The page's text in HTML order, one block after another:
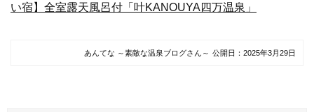
い宿】全室露天風呂付「叶KANOUYA四万温泉」
あんてな ～素敵な温泉ブログさん～ 公開日： 2025年3月29日